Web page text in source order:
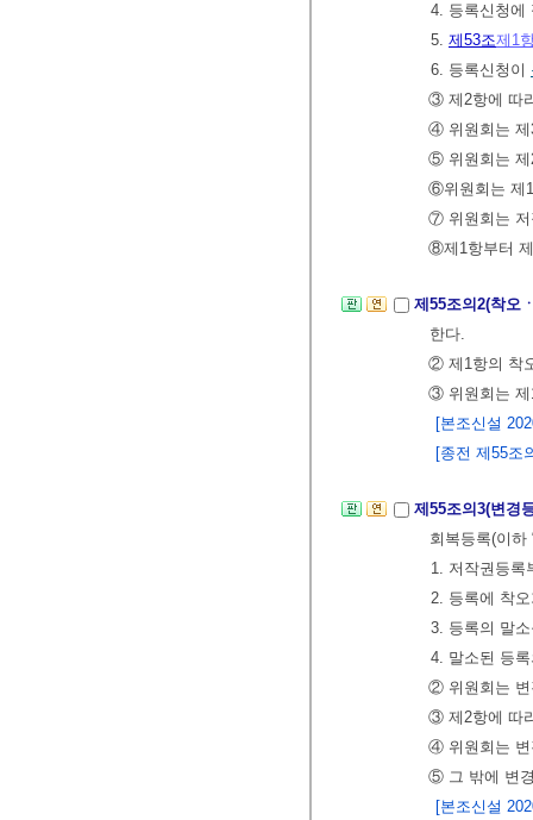
4. 등록신청에
5. 제53조제1
6. 등록신청이
③ 제2항에 따
④ 위원회는 제
⑤ 위원회는 제
⑥위원회는 제
⑦ 위원회는 저
⑧제1항부터
제55조의2(착오
한다.
② 제1항의 착
③ 위원회는 제
[본조신설
[종전 제55조
제55조의3(변경
회복등록(이하
1. 저작권등록
2. 등록에 착
3. 등록의 말
4. 말소된 등
② 위원회는 변
③ 제2항에 따
④ 위원회는 변
⑤ 그 밖에 변
[본조신설